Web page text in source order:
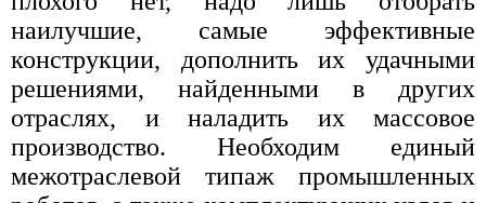
наилучшие, самые эффективные
конструкции, дополнить их удачными
решениями, найденными в других
отраслях, и наладить их массовое
производство. Необходим единый
межотраслевой типаж промышленных